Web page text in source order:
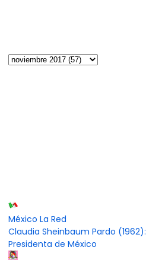
México La Red
Claudia Sheinbaum Pardo (1962):
Presidenta de México